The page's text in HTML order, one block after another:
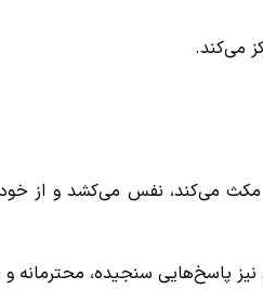
می‌کند.
مکث می‌کند، نفس می‌کشد و از
پاسخ‌هایی سنجیده، محترمانه و